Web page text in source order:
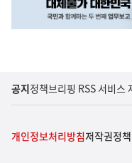
공지정책브리핑 RSS 서비스
개인정보처리방침저작권정책